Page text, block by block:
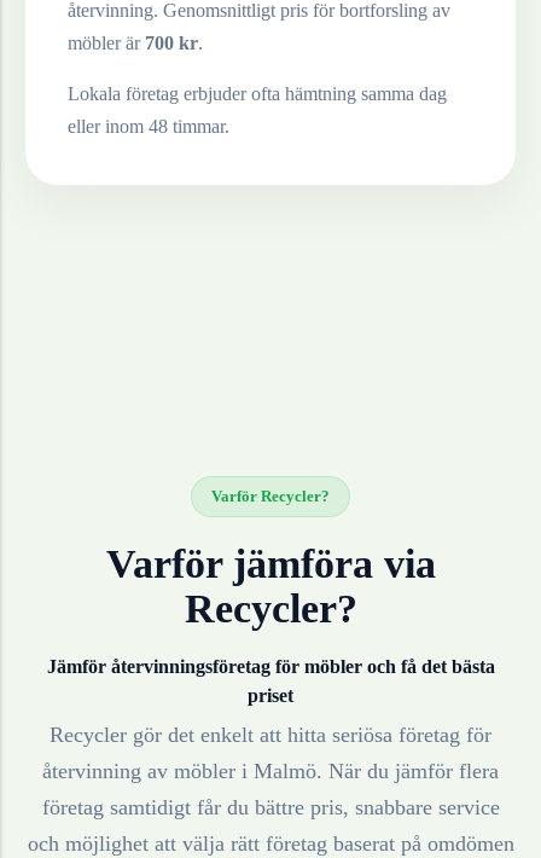
återvinning. Genomsnittligt pris för bortforsling av
möblerär 700 kr.
Lokala företag erbjuder ofta hämtning samma dag
eller inom 48 timmar.
Varför Recycler?
Varför jämföra via
Recycler?
Jämför återvinningsföretag för möbleroch få det bästa
priset
Recycler gör det enkelt att hitta seriösa företag för
återvinning av möbler i Malmö. När du jämför flera
företag samtidigt får du bättre pris, snabbare service
och möjlighet att välja rätt företag baserat på omdömen